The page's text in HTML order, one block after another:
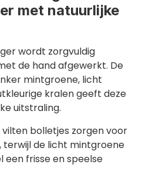
met natuurlijke
wordt zorgvuldig
de hand afgewerkt. De
mintgroene, licht
kralen geeft deze
uitstraling.
bolletjes zorgen voor
terwijl de licht mintgroene
een frisse en speelse